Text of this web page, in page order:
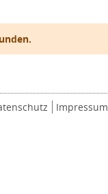
Impressum